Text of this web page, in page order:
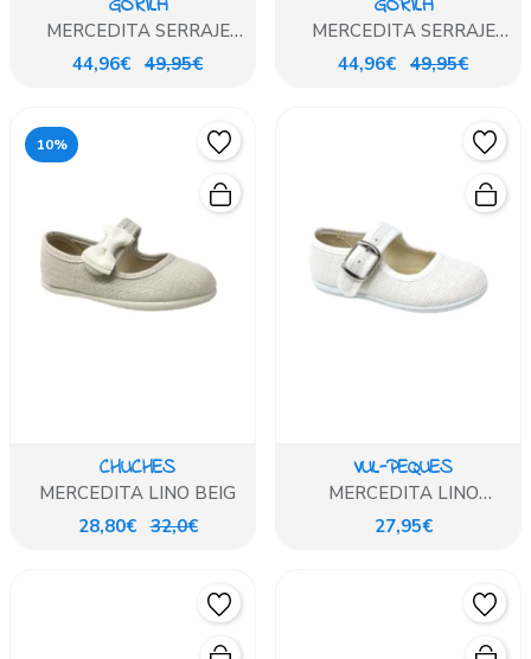
MERCEDITA SERRAJE
ROSA GORILA
44,96€ 49,95€
MERCEDITA SERRAJE
PIEDRA GORILA
44,96€ 49,95€
10%
CHUCHES
MERCEDITA LINO BEIG
28,80€ 32,0€
VUL-PEQUES
MERCEDITA LINO
COTOLINO BLANCO
27,95€